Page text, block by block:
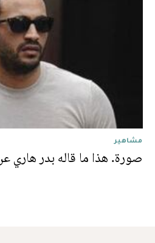
مشاهير
صورة. هذا ما قاله بدر هاري